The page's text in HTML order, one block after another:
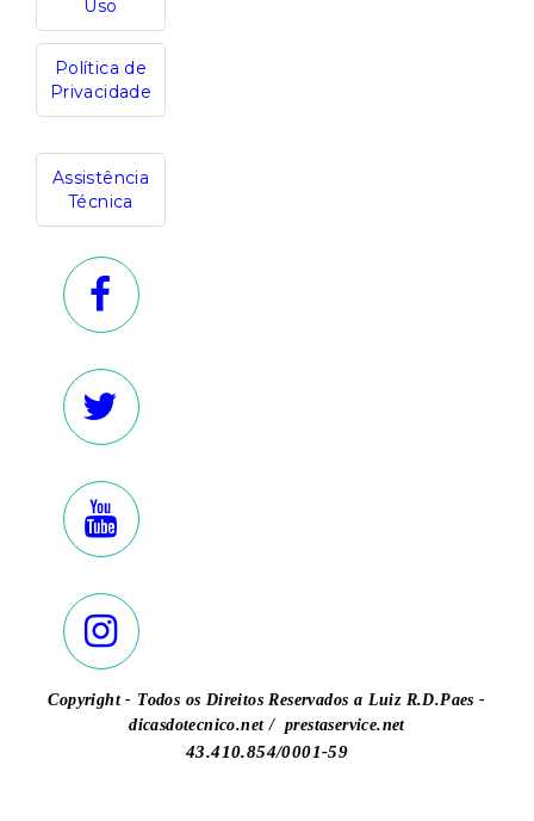
Uso
Política de
Privacidade
Assistência
Técnica
Copyright - Todos os Direitos Reservados a Luiz R.D.Paes -
dicasdotecnico.net / prestaservice.net
43.410.854/0001-59